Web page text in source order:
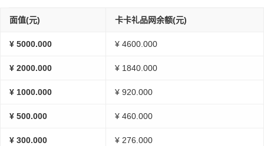
面值(元) 卡卡礼品网余额(元)
¥ 5000.000 ¥ 4600.000
¥ 2000.000 ¥ 1840.000
¥ 1000.000 ¥ 920.000
¥ 500.000 ¥ 460.000
¥ 300.000 ¥ 276.000